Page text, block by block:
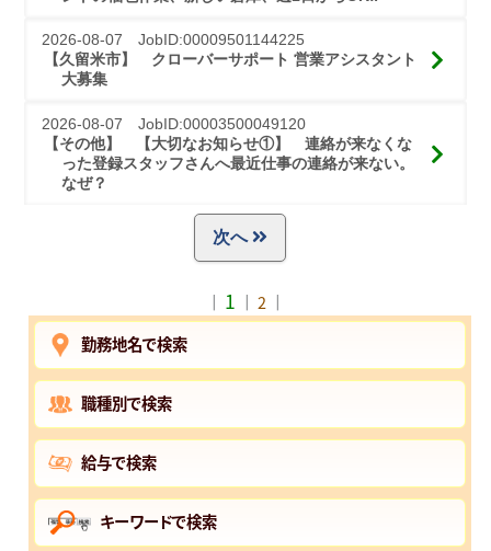
2026-08-07 JobID:00009501144225
【久留米市】 クローバーサポート 営業アシスタント
大募集
2026-08-07 JobID:00003500049120
【その他】 【大切なお知らせ①】　連絡が来なくな
った登録スタッフさんへ最近仕事の連絡が来ない。
なぜ？
次へ
｜ 1 ｜ 2 ｜
勤務地名で検索
職種別で検索
給与で検索
キーワードで検索